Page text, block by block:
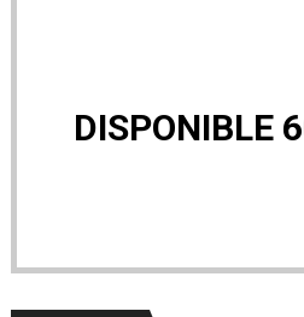
DISPONIBLE